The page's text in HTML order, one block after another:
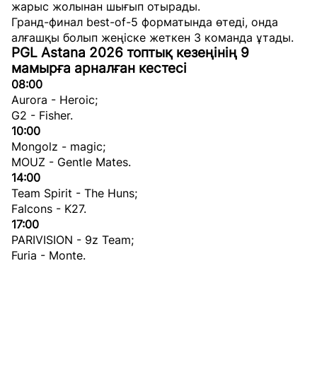
жарыс жолынан шығып отырады.
Гранд-финал best-of-5 форматында өтеді, онда
алғашқы болып жеңіске жеткен 3 команда ұтады.
PGL Astana 2026 топтық кезеңінің 9
мамырға арналған кестесі
08:00
Aurora - Heroic;
G2 - Fisher.
10:00
Mongolz - magic;
MOUZ - Gentle Mates.
14:00
Team Spirit - The Huns;
Falcons - K27.
17:00
PARIVISION - 9z Team;
Furia - Monte.